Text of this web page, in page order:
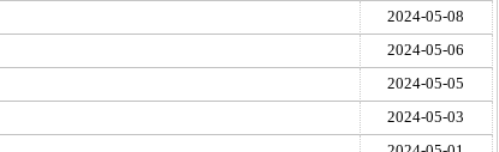
2024-05-08
2024-05-06
2024-05-05
2024-05-03